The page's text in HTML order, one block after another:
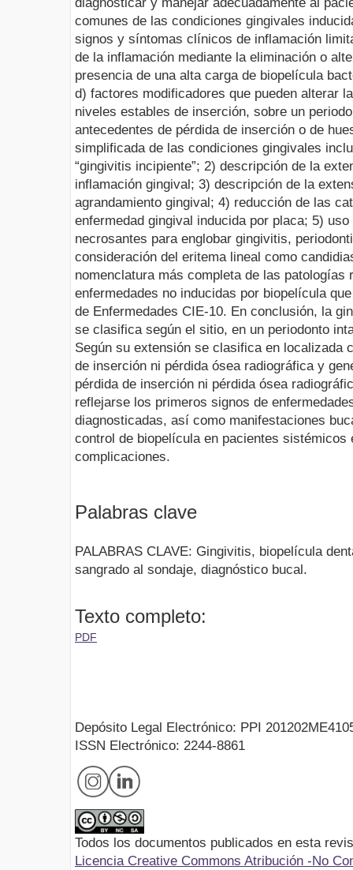
comunes de las condiciones gingivales
signos y síntomas clínicos de inflamación
de la inflamación mediante la eliminación o
presencia de una alta carga de biopelícula
d) factores modificadores que pueden alterar
niveles estables de inserción, sobre un
antecedentes de pérdida de inserción o de
simplificada de las condiciones gingivales
“gingivitis incipiente”; 2) descripción de la
inflamación gingival; 3) descripción de la
agrandamiento gingival; 4) reducción de las
enfermedad gingival inducida por placa; 5)
necrosantes para englobar gingivitis,
consideración del eritema lineal como
nomenclatura más completa de las patologías
enfermedades no inducidas por biopelícula
de Enfermedades CIE-10. En conclusión, la
se clasifica según el sitio, en un periodonto
Según su extensión se clasifica en localizada
de inserción ni pérdida ósea radiográfica y
pérdida de inserción ni pérdida ósea
reflejarse los primeros signos de
diagnosticadas, así como manifestaciones
control de biopelícula en pacientes sistémicos
complicaciones.
Palabras clave
PALABRAS CLAVE: Gingivitis, biopelícula
sangrado al sondaje, diagnóstico bucal.
Texto completo:
PDF
Depósito Legal Electrónico: PPI
ISSN Electrónico: 2244-8861
Todos los documentos publicados en esta
Licencia Creative Commons Atribución -No